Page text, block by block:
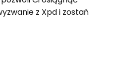
z Xpd i zostań